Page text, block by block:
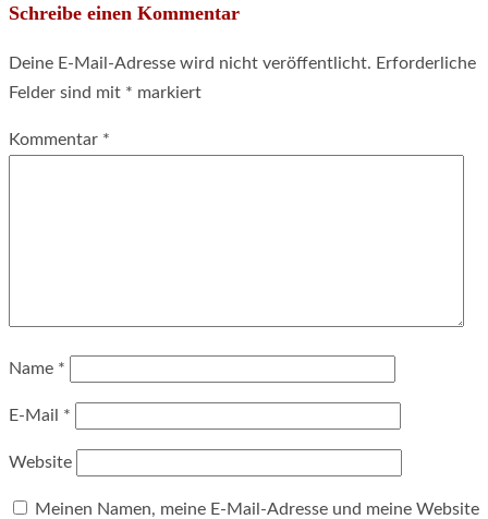
Schreibe einen Kommentar
Deine E-Mail-Adresse wird nicht veröffentlicht. Erforderliche
Felder sind mit * markiert
Kommentar *
Name *
E-Mail *
Website
Meinen Namen, meine E-Mail-Adresse und meine Website